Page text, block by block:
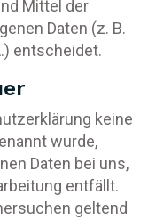
Mittel der
Daten (z. B.
entscheidet.
keine
wurde,
Daten bei uns,
entfällt.
geltend